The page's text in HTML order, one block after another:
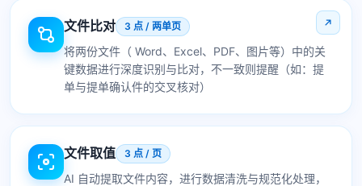
文件比对 3 点 / 两单页
将两份文件（ Word、Excel、PDF、图片等）中的关
键数据进行深度识别与比对，不一致则提醒（如：提
单与提单确认件的交叉核对）
文件取值 3 点 / 页
AI 自动提取文件内容，进行数据清洗与规范化处理，